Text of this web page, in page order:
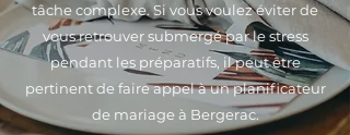
tâche complexe. Si vous voulez éviter de
vous retrouver submergé par le stress
pendant les préparatifs, il peut être
pertinent de faire appel à un planificateur
de mariage à Bergerac.